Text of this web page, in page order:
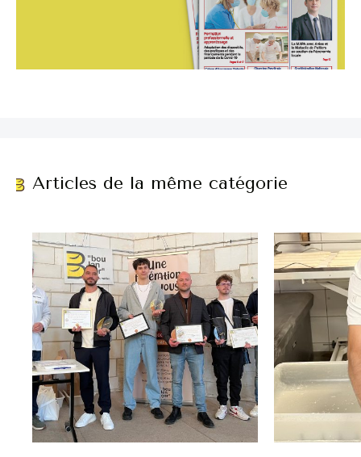
Articles de la même catégorie